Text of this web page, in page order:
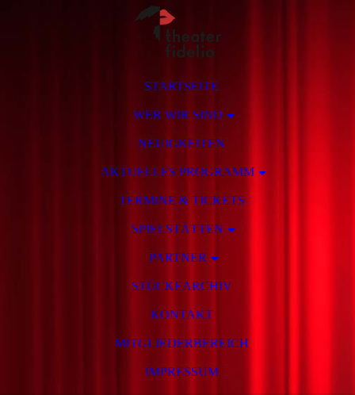
STARTSEITE
WER WIR SIND
NEUIGKEITEN
AKTUELLES PROGRAMM
TERMINE & TICKETS
SPIELSTÄTTEN
PARTNER
STÜCKEARCHIV
KONTAKT
MITGLIEDERBEREICH
IMPRESSUM